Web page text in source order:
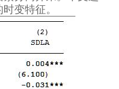
变特征。